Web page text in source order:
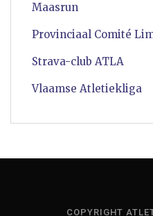
Maasrun
Provinciaal Comité
Strava-club ATLA
Vlaamse Atletiekliga
COPYRIGHT